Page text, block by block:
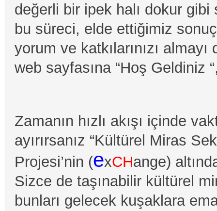
değerli bir ipek halı dokur
bu süreci, elde ettiğimiz
yorum ve katkılarınızı
web sayfasına “Hoş Geldiniz
Zamanın hızlı akışı içinde
ayırırsanız “Kültürel Miras
Projesi’nin (exCHange)
Sizce de taşınabilir kültürel
bunları gelecek kuşaklara